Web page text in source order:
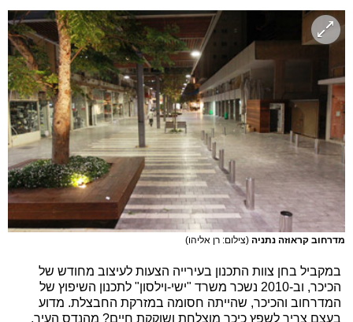
מדרחוב קראוזה נתניה (צילום: רן אליהו)
במקביל בחן צוות התכנון בעירייה הצעות לעיצוב מחודש של
הכיכר, וב-2010 נשכר משרד "ישי-וילסון" לתכנון השיפוץ של
המדרחוב והכיכר, שהייתה חסומה במזרקת החבצלת. מדוע
בעצם צריך לשפץ כיכר מוצלחת ושוקקת חיים? מהנדס העיר,